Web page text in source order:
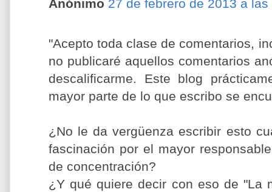
Anónimo 27 de febrero de 2013 a las
"Acepto toda clase de comentarios,
no publicaré aquellos comentarios
descalificarme. Este blog
mayor parte de lo que escribo se
¿No le da vergüenza escribir esto
fascinación por el mayor
de concentración?
¿Y qué quiere decir con eso de "La